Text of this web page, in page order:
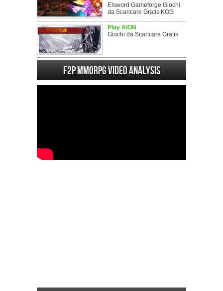
Elsword Gameforge Giochi
da Scaricare Gratis KOG
Play AION
Giochi da Scaricare Gratis
F2P MMORPG Video analysis